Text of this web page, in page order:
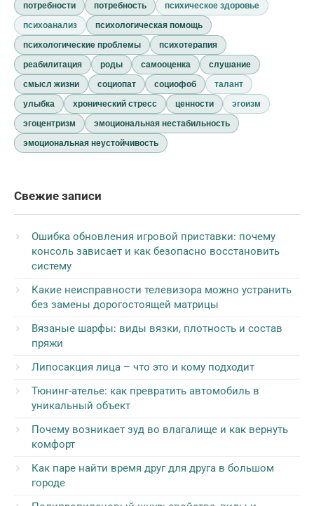
потребности
потребность
психическое здоровье
психоанализ
психологическая помощь
психологические проблемы
психотерапия
реабилитация
роды самооценка
слушание
смысл жизни
социопат социофоб
талант
улыбка
хронический стресс ценности
эгоизм
эгоцентризм
эмоциональная нестабильность
эмоциональная неустойчивость
Свежие записи
Ошибка обновления игровой приставки: почему
консоль зависает и как безопасно восстановить
систему
Какие неисправности телевизора можно устранить
без замены дорогостоящей матрицы
Вязаные шарфы: виды вязки, плотность и состав
пряжи
Липосакция лица – что это и кому подходит
Тюнинг-ателье: как превратить автомобиль в
уникальный объект
Почему возникает зуд во влагалище и как вернуть
комфорт
Как паре найти время друг для друга в большом
городе